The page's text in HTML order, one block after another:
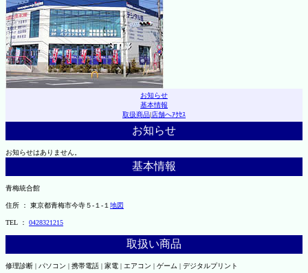
お知らせ
基本情報
取扱商品|店舗へｱｸｾｽ
お知らせ
お知らせはありません。
基本情報
青梅統合館
住所 ： 東京都青梅市今寺５-１-１ 地図
TEL ： 0428321215
取扱い商品
修理診断 | パソコン | 携帯電話 | 家電 | エアコン | ゲーム | デジタルプリント